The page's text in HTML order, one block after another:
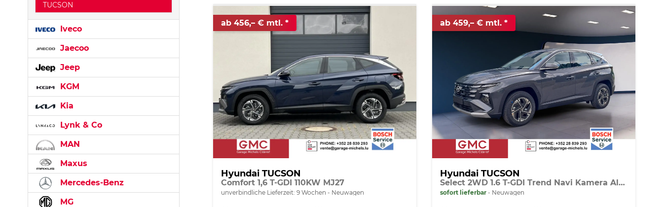
ab 456,– € mtl.
Hyundai TUCSON
Comfort 1,6 T-GDI 110KW MJ27
unverbindliche Lieferzeit: 9 Wochen Neuwagen
ab 459,– € mtl.
Hyundai TUCSON
Select 2WD 1.6 T-GDI Trend Navi Kamera Alu SHZ LED
sofort lieferbar Neuwagen
TUCSON
Iveco
Jaecoo
Jeep
KGM
Kia
Lynk & Co
MAN
Maxus
Mercedes-Benz
MG